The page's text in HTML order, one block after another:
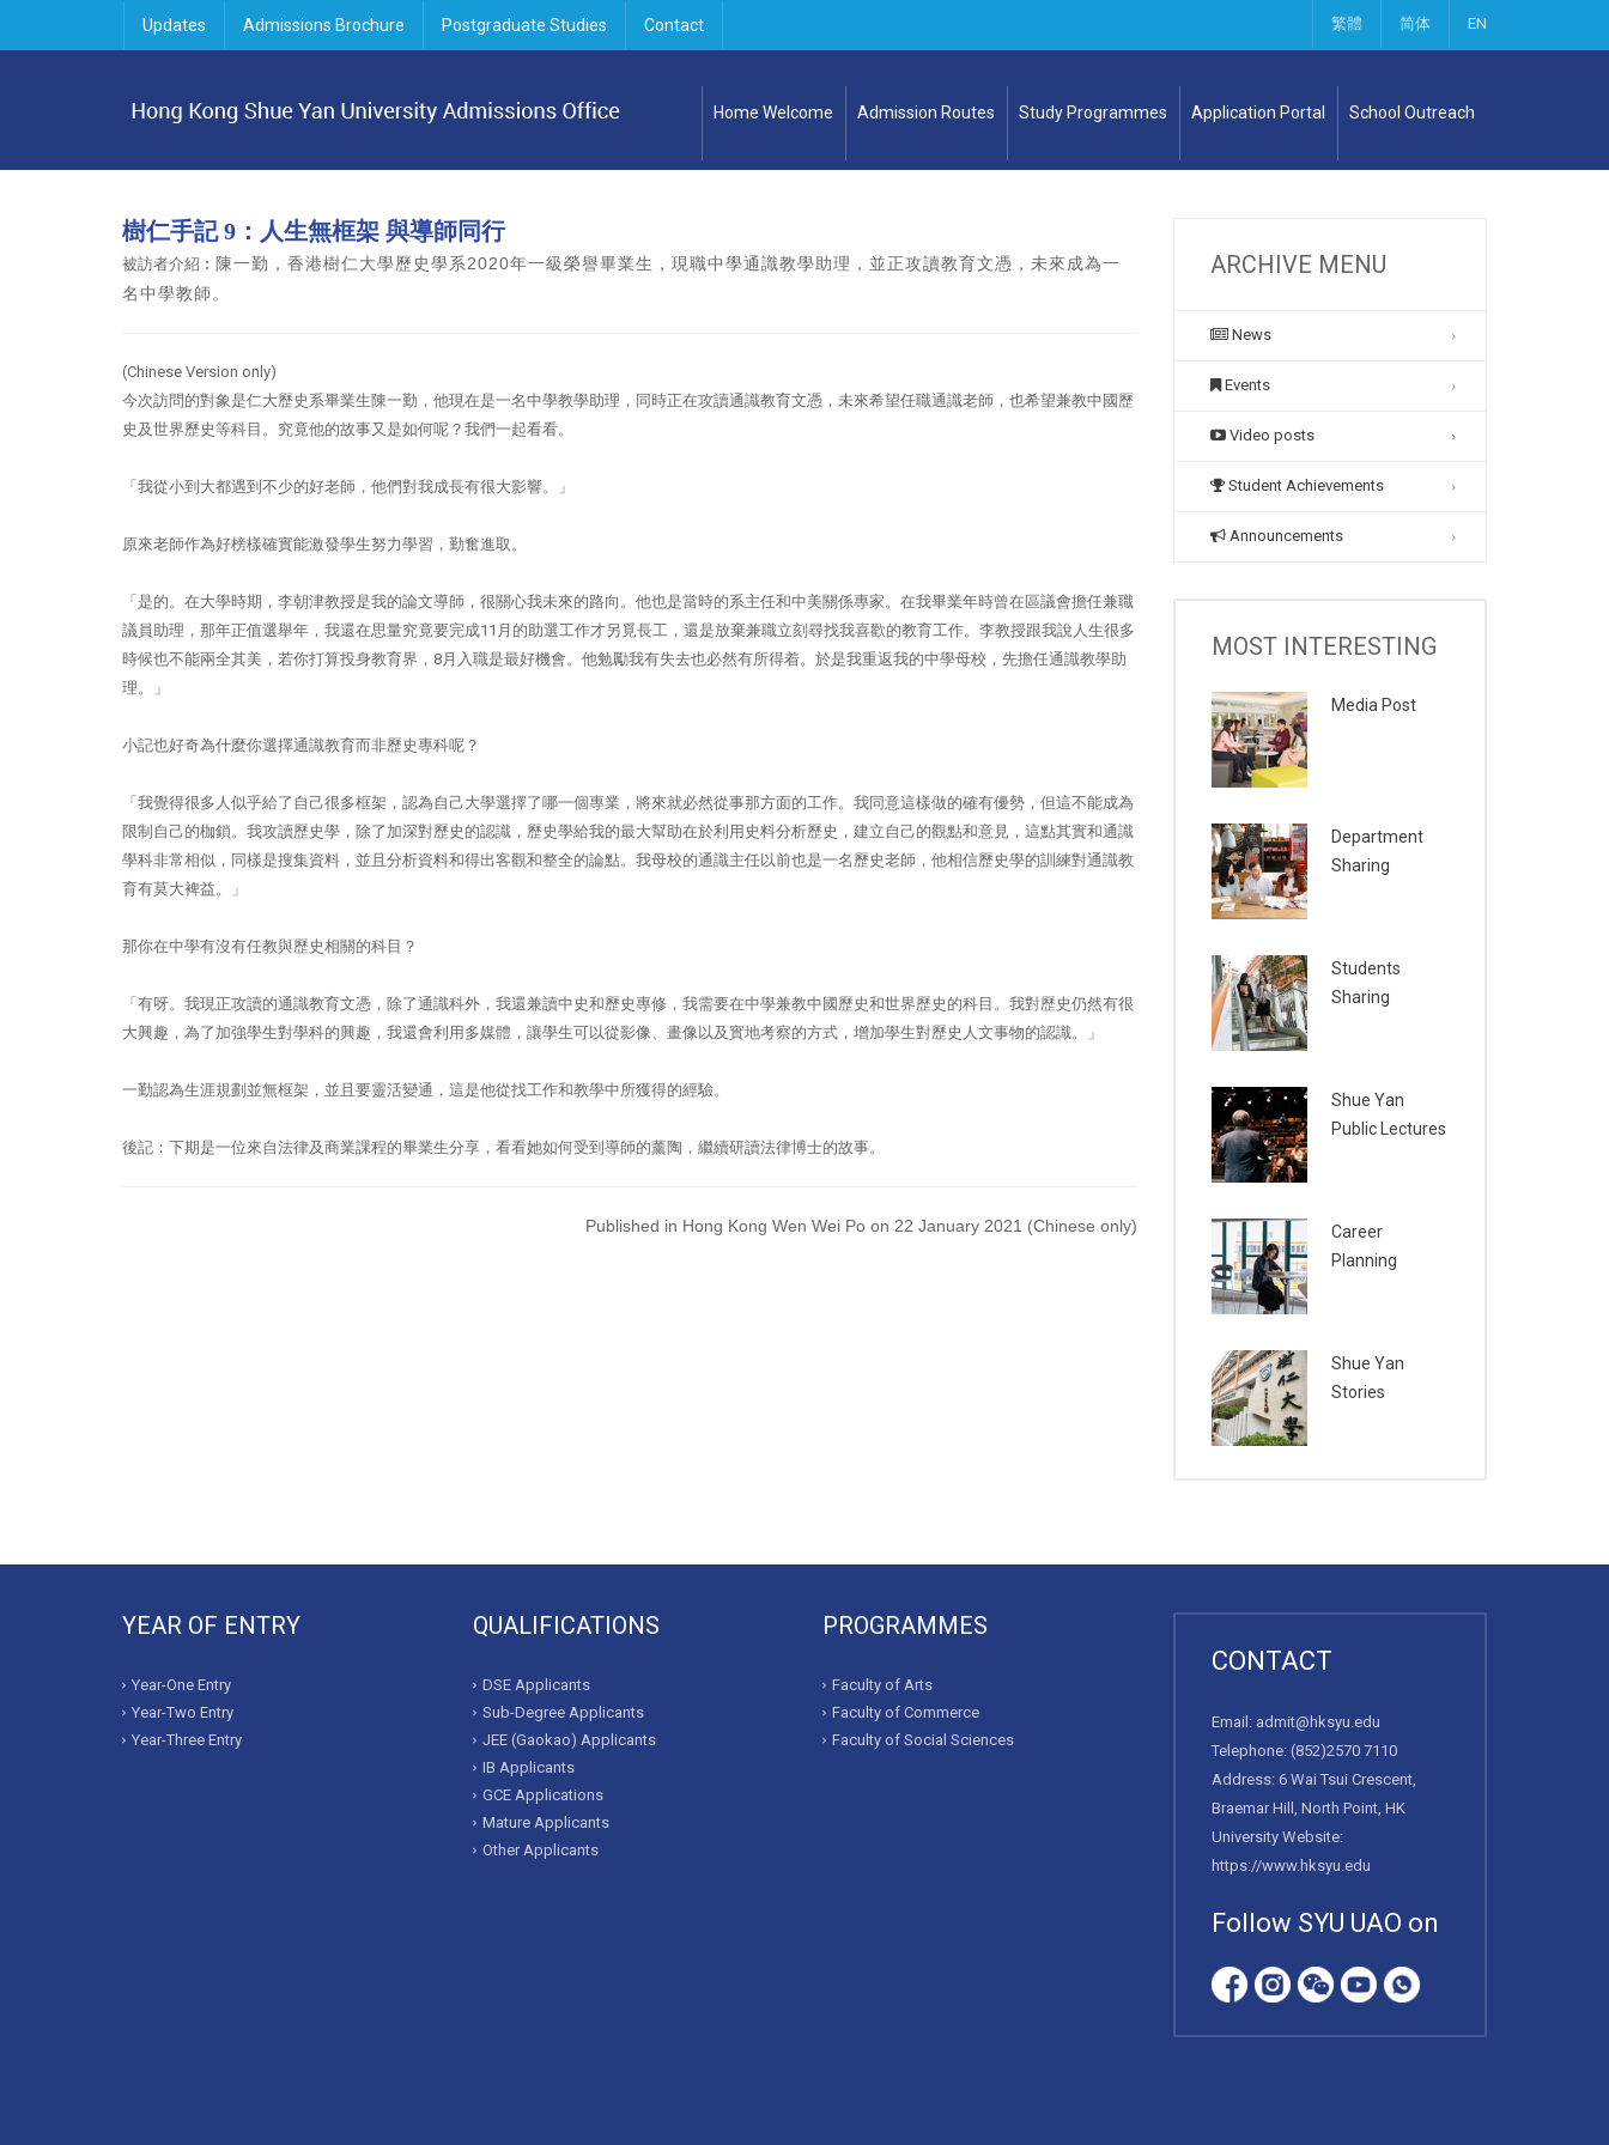
Updates Admissions Brochure Postgraduate Studies Contact 繁體 简体 EN
Home Welcome Admission Routes Study Programmes Application Portal School Outreach
樹仁手記 9：人生無框架 與導師同行
被訪者介紹︰ 陳一勤，香港樹仁大學歷史學系2020年一級榮譽畢業生，現職中學通識教學助理，並正攻讀教育文憑，未來成為一
名中學教師。
(Chinese Version only)
今次訪問的對象是仁大歷史系畢業生陳一勤，他現在是一名中學教學助理，同時正在攻讀通識教育文憑，未來希望任職通識老師，也希望兼教中國歷
史及世界歷史等科目。究竟他的故事又是如何呢？我們一起看看。
「我從小到大都遇到不少的好老師，他們對我成長有很大影響。」
原來老師作為好榜樣確實能激發學生努力學習，勤奮進取。
「是的。在大學時期，李朝津教授是我的論文導師，很關心我未來的路向。他也是當時的系主任和中美關係專家。在我畢業年時曾在區議會擔任兼職
議員助理，那年正值選舉年，我還在思量究竟要完成11 月的助選工作才另覓長工，還是放棄兼職立刻尋找我喜歡的教育工作。李教授跟我說人生很多
時候也不能兩全其美，若你打算投身教育界， 8月入職是最好機會。他勉勵我有失去也必然有所得着。於是我重返我的中學母校，先擔任通識教學助
理。」
小記也好奇為什麼你選擇通識教育而非歷史專科呢？
「我覺得很多人似乎給了自己很多框架，認為自己大學選擇了哪一個專業，將來就必然從事那方面的工作。我同意這樣做的確有優勢，但這不能成為
限制自己的枷鎖。我攻讀歷史學，除了加深對歷史的認識，歷史學給我的最大幫助在於利用史料分析歷史，建立自己的觀點和意見，這點其實和通識
學科非常相似，同樣是搜集資料，並且分析資料和得出客觀和整全的論點。我母校的通識主任以前也是一名歷史老師，他相信歷史學的訓練對通識教
育有莫大裨益。」
那你在中學有沒有任教與歷史相關的科目？
「有呀。我現正攻讀的通識教育文憑，除了通識科外，我還兼讀中史和歷史專修，我需要在中學兼教中國歷史和世界歷史的科目。我對歷史仍然有很
大興趣，為了加強學生對學科的興趣，我還會利用多媒體，讓學生可以從影像、畫像以及實地考察的方式，增加學生對歷史人文事物的認識。」
一勤認為生涯規劃並無框架，並且要靈活變通，這是他從找工作和教學中所獲得的經驗。
後記：下期是一位來自法律及商業課程的畢業生分享，看看她如何受到導師的薰陶，繼續研讀法律博士的故事。
Published in Hong Kong Wen Wei Po on 22 January 2021 (Chinese only)
ARCHIVE MENU
News
Events
Video posts
Student Achievements
Announcements
MOST INTERESTING
Media Post
Department
Sharing
Students
Sharing
Shue Yan
Public Lectures
Career
Planning
Shue Yan
Stories
YEAR OF ENTRY
Year-One Entry
Year-Two Entry
Year-Three Entry
QUALIFICATIONS
DSE Applicants
Sub-Degree Applicants
JEE (Gaokao) Applicants
IB Applicants
GCE Applications
Mature Applicants
Other Applicants
PROGRAMMES
Faculty of Arts
Faculty of Commerce
Faculty of Social Sciences
CONTACT
Email: admit@hksyu.edu
Telephone: (852)2570 7110
Address: 6 Wai Tsui Crescent,
Braemar Hill, North Point, HK
University Website:
https://www.hksyu.edu
Follow SYU UAO on